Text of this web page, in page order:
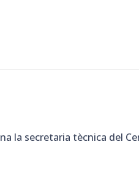
la secretaria tècnica del